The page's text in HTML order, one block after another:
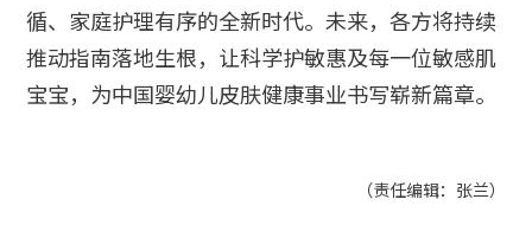
循、家庭护理有序的全新时代。未来，各方将持续
推动指南落地生根，让科学护敏惠及每一位敏感肌
宝宝，为中国婴幼儿皮肤健康事业书写崭新篇章。
（责任编辑：张兰）